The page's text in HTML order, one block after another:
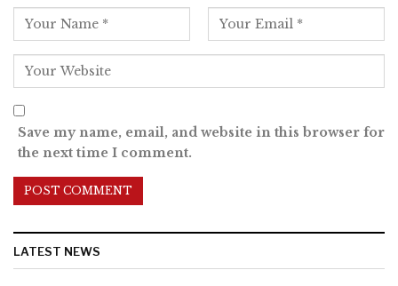
Save my name, email, and website in this browser for
the next time I comment.
LATEST NEWS